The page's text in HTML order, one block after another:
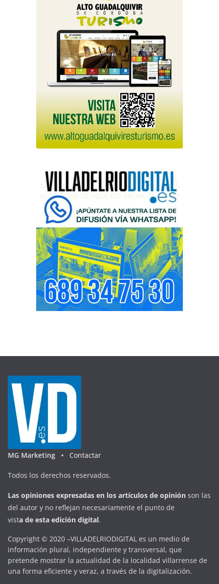
MG Marketing • Contactar
Todos los derechos reservados.
Las opiniones expresadas en los artículos de opinión son las
del autor y no reflejan necesariamente el punto de
vista de esta edición digital.
Copyright © 2020 –VILLADELRIODIGITAL es un medio de
información plural, independiente y transversal, que
pretende mostrar la actualidad de la localidad villarrense de
una forma eficiente y veraz, a través de la digitalización.